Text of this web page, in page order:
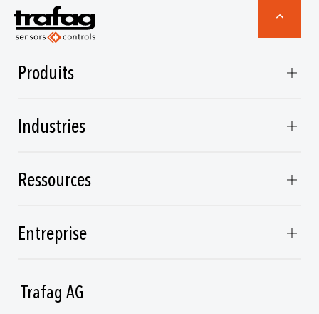
Trafag AG
Produits
Industries
Ressources
Entreprise